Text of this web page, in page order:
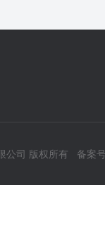
公司 版权所有 备案